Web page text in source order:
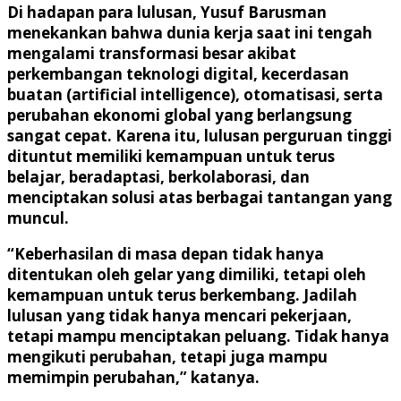
Di hadapan para lulusan, Yusuf Barusman
menekankan bahwa dunia kerja saat ini tengah
mengalami transformasi besar akibat
perkembangan teknologi digital, kecerdasan
buatan (artificial intelligence), otomatisasi, serta
perubahan ekonomi global yang berlangsung
sangat cepat. Karena itu, lulusan perguruan tinggi
dituntut memiliki kemampuan untuk terus
belajar, beradaptasi, berkolaborasi, dan
menciptakan solusi atas berbagai tantangan yang
muncul.
“Keberhasilan di masa depan tidak hanya
ditentukan oleh gelar yang dimiliki, tetapi oleh
kemampuan untuk terus berkembang. Jadilah
lulusan yang tidak hanya mencari pekerjaan,
tetapi mampu menciptakan peluang. Tidak hanya
mengikuti perubahan, tetapi juga mampu
memimpin perubahan,” katanya.